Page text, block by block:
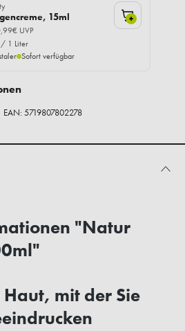
15ml
UVP
1 Liter
Sofort verfügbar
+
EAN: 5719807802278
"Natur
mit der Sie